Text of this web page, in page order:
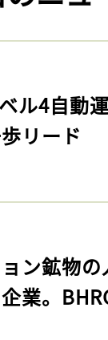
ル4自動
リード
ョン鉱物
業。